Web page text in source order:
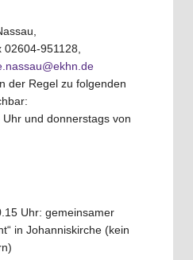
951128,
der Regel zu folgenden
und donnerstags von
Uhr: gemeinsamer
in Johanniskirche (kein